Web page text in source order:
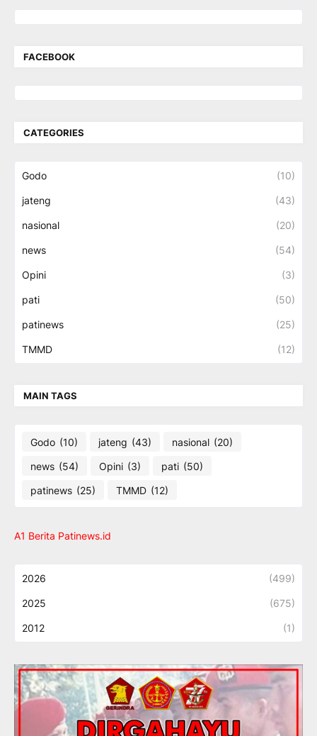
FACEBOOK
CATEGORIES
Godo (10)
jateng (43)
nasional (20)
news (54)
Opini (3)
pati (50)
patinews (25)
TMMD (12)
MAIN TAGS
Godo (10) jateng (43) nasional (20)
news (54) Opini (3) pati (50)
patinews (25) TMMD (12)
A1 Berita Patinews.id
2026 (499)
2025 (675)
2012 (1)